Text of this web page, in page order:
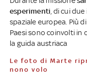
esperimenti , di cui
spaziale europea. Più
Paesi sono coinvolti
la guida austriaca
Le foto di Marte riprese da Ingenuity durante il
nono volo